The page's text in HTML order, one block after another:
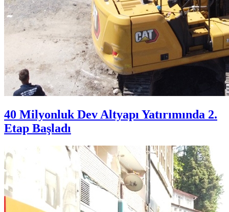
40 Milyonluk Dev Altyapı Yatırımında 2.
Etap Başladı